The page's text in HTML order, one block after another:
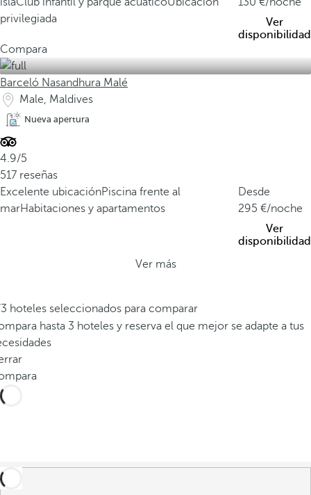
privilegiada
Ver
disponibilidad
Compara
Barceló Nasandhura Malé
Male, Maldives
Nueva apertura
4.9/5
517 reseñas
Excelente ubicaciónPiscina frente al
marHabitaciones y apartamentos
Desde
295
/noche
Ver
disponibilidad
Ver más
hoteles seleccionados para comparar
hasta 3 hoteles y reserva el que mejor se adapte a tus